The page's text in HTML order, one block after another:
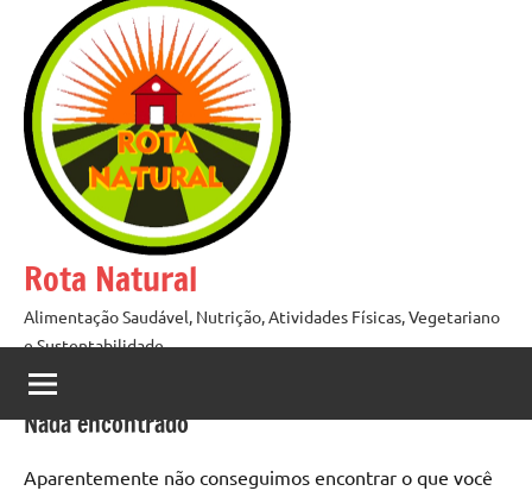
conteúdo
Rota Natural
Alimentação Saudável, Nutrição, Atividades Físicas, Vegetariano
e Sustentabilidade
Nada encontrado
Aparentemente não conseguimos encontrar o que você